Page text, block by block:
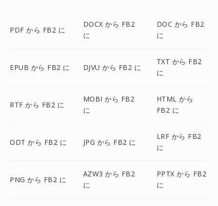
PDF から FB2 に
DOCX から FB2
に
DOC から FB2
に
EPUB から FB2 に DJVU から FB2 に
TXT から FB2
に
RTF から FB2 に
MOBI から FB2
に
HTML から
FB2 に
ODT から FB2 に JPG から FB2 に
LRF から FB2
に
PNG から FB2 に
AZW3 から FB2
に
PPTX から FB2
に